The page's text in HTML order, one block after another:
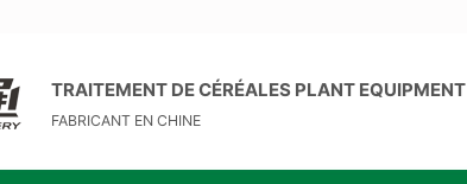
TRAITEMENT DE CÉRÉALES PLANT EQUIPMENT
FABRICANT EN CHINE